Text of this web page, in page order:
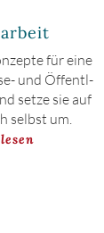
für eine
und Öffentl­
setze sie auf
selbst um.